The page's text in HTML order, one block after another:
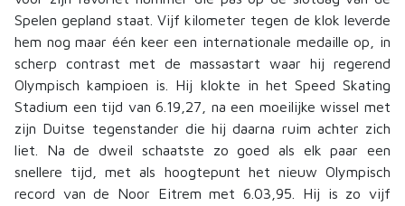
Spelen gepland staat. Vijf kilometer tegen de klok leverde
hem nog maar één keer een internationale medaille op, in
scherp contrast met de massastart waar hij regerend
Olympisch kampioen is. Hij klokte in het Speed Skating
Stadium een tijd van 6.19,27, na een moeilijke wissel met
zijn Duitse tegenstander die hij daarna ruim achter zich
liet. Na de dweil schaatste zo goed als elk paar een
snellere tijd, met als hoogtepunt het nieuw Olympisch
record van de Noor Eitrem met 6.03,95. Hij is zo vijf